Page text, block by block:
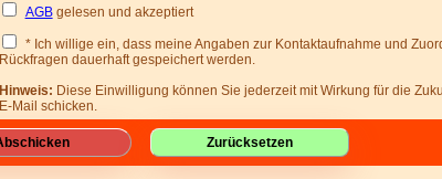
AGBgelesen und akzeptiert
* Ich willige ein, dass meine Angaben zur Kontaktaufnahme und
Rückfragen dauerhaft gespeichert werden.
Hinweis: Diese Einwilligung können Sie jederzeit mit Wirkung für die
E-Mail schicken.